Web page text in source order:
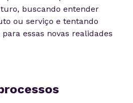
buscando entender
ou serviço e tentando
essas novas realidades